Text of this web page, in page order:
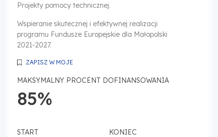
Projekty pomocy technicznej.
Wspieranie skutecznej i efektywnej realizacji
programu Fundusze Europejskie dla Małopolski
2021-2027.
ZAPISZ W MOJE
MAKSYMALNY PROCENT DOFINANSOWANIA
85%
START KONIEC